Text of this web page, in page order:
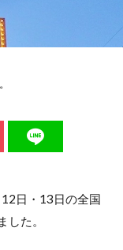
日・13日の全国
た。